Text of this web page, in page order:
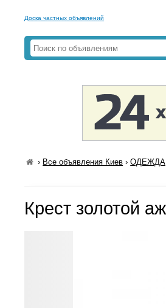
Доска частных объявлений
› Все объявления Киев ›
Крест золотой